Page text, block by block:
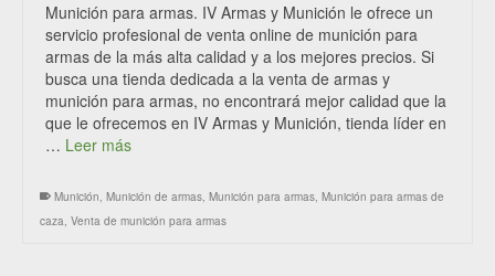
Munición para armas. IV Armas y Munición le ofrece un
servicio profesional de venta online de munición para
armas de la más alta calidad y a los mejores precios. Si
busca una tienda dedicada a la venta de armas y
munición para armas, no encontrará mejor calidad que la
que le ofrecemos en IV Armas y Munición, tienda líder en
… Leer más
Munición, Munición de armas, Munición para armas, Munición para armas de
caza, Venta de munición para armas